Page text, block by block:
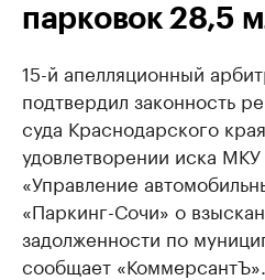
парковок 28,5
15-й апелляционный
подтвердил законность
суда Краснодарского
удовлетворении иска
«Управление
«Паркинг-Сочи» о
задолженности по
сообщает «КоммерсантЪ».